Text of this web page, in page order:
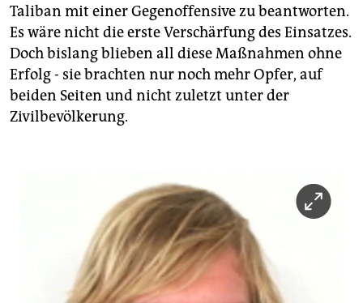
Taliban mit einer Gegenoffensive zu beantworten.
Es wäre nicht die erste Verschärfung des Einsatzes.
Doch bislang blieben all diese Maßnahmen ohne
Erfolg - sie brachten nur noch mehr Opfer, auf
beiden Seiten und nicht zuletzt unter der
Zivilbevölkerung.